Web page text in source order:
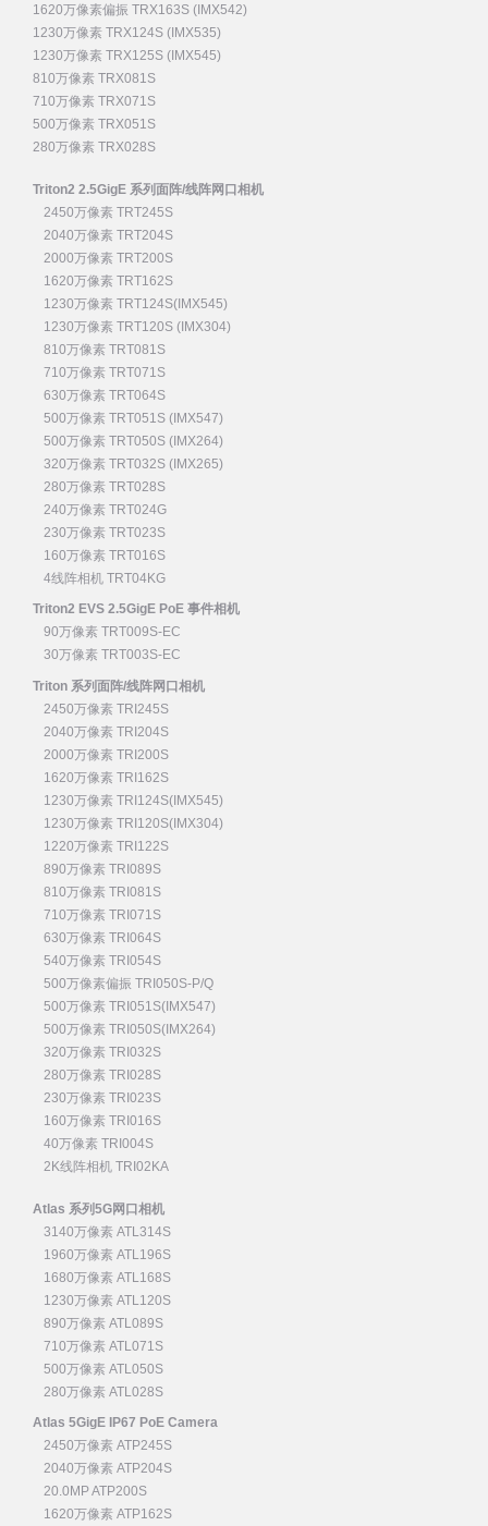
1620万像素偏振 TRX163S (IMX542)
1230万像素 TRX124S (IMX535)
1230万像素 TRX125S (IMX545)
810万像素 TRX081S
710万像素 TRX071S
500万像素 TRX051S
280万像素 TRX028S
Triton2 2.5GigE 系列面阵/线阵网口相机
2450万像素 TRT245S
2040万像素 TRT204S
2000万像素 TRT200S
1620万像素 TRT162S
1230万像素 TRT124S(IMX545)
1230万像素 TRT120S (IMX304)
810万像素 TRT081S
710万像素 TRT071S
630万像素 TRT064S
500万像素 TRT051S (IMX547)
500万像素 TRT050S (IMX264)
320万像素 TRT032S (IMX265)
280万像素 TRT028S
240万像素 TRT024G
230万像素 TRT023S
160万像素 TRT016S
4线阵相机 TRT04KG
Triton2 EVS 2.5GigE PoE 事件相机
90万像素 TRT009S-EC
30万像素 TRT003S-EC
Triton 系列面阵/线阵网口相机
2450万像素 TRI245S
2040万像素 TRI204S
2000万像素 TRI200S
1620万像素 TRI162S
1230万像素 TRI124S(IMX545)
1230万像素 TRI120S(IMX304)
1220万像素 TRI122S
890万像素 TRI089S
810万像素 TRI081S
710万像素 TRI071S
630万像素 TRI064S
540万像素 TRI054S
500万像素偏振 TRI050S-P/Q
500万像素 TRI051S(IMX547)
500万像素 TRI050S(IMX264)
320万像素 TRI032S
280万像素 TRI028S
230万像素 TRI023S
160万像素 TRI016S
40万像素 TRI004S
2K线阵相机 TRI02KA
Atlas 系列5G网口相机
3140万像素 ATL314S
1960万像素 ATL196S
1680万像素 ATL168S
1230万像素 ATL120S
890万像素 ATL089S
710万像素 ATL071S
500万像素 ATL050S
280万像素 ATL028S
Atlas 5GigE IP67 PoE Camera
2450万像素 ATP245S
2040万像素 ATP204S
20.0MP ATP200S
1620万像素 ATP162S